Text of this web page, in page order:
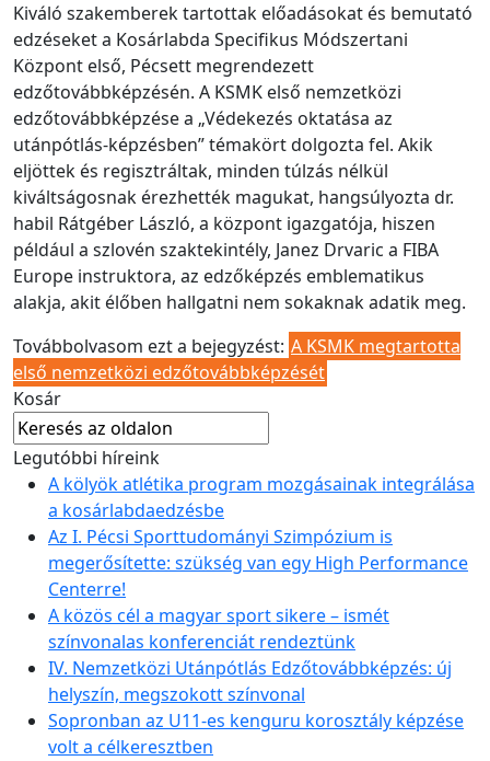
Kiváló szakemberek tartottak előadásokat és bemutató
edzéseket a Kosárlabda Specifikus Módszertani
Központ első, Pécsett megrendezett
edzőtovábbképzésén. A KSMK első nemzetközi
edzőtovábbképzése a „Védekezés oktatása az
utánpótlás-képzésben” témakört dolgozta fel. Akik
eljöttek és regisztráltak, minden túlzás nélkül
kiváltságosnak érezhették magukat, hangsúlyozta dr.
habil Rátgéber László, a központ igazgatója, hiszen
például a szlovén szaktekintély, Janez Drvaric a FIBA
Europe instruktora, az edzőképzés emblematikus
alakja, akit élőben hallgatni nem sokaknak adatik meg.
Továbbolvasom ezt a bejegyzést: A KSMK megtartotta
első nemzetközi edzőtovábbképzését
Kosár
Legutóbbi híreink
A kölyök atlétika program mozgásainak integrálása
a kosárlabdaedzésbe
Az I. Pécsi Sporttudományi Szimpózium is
megerősítette: szükség van egy High Performance
Centerre!
A közös cél a magyar sport sikere – ismét
színvonalas konferenciát rendeztünk
IV. Nemzetközi Utánpótlás Edzőtovábbképzés: új
helyszín, megszokott színvonal
Sopronban az U11-es kenguru korosztály képzése
volt a célkeresztben